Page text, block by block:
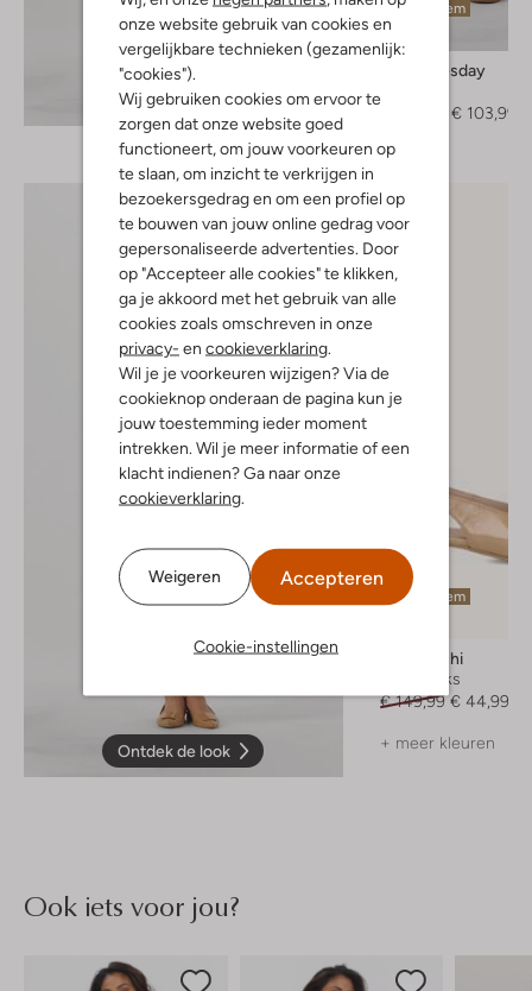
onze website gebruik van cookies en
vergelijkbare technieken (gezamenlijk:
"cookies").
Wij gebruiken cookies om ervoor te
zorgen dat onze website goed
functioneert, om jouw voorkeuren op
te slaan, om inzicht te verkrijgen in
bezoekersgedrag en om een profiel op
te bouwen van jouw online gedrag voor
gepersonaliseerde advertenties. Door
op "Accepteer alle cookies" te klikken,
ga je akkoord met het gebruik van alle
cookies zoals omschreven in onze
privacy- en cookieverklaring
Wil je je voorkeuren wijzigen? Via de
cookieknop onderaan de pagina kun je
jouw toestemming ieder moment
intrekken. Wil je meer informatie of een
klacht indienen? Ga naar onze
cookieverklaring
Weigeren Accepteren
Cookie-instellingen
Ontdek de look
Laatste item
-60%
Ruby Tuesday
€ 103,99
Ontdek de look
Laatste item
Lina Locchi
Slingbacks
€ 149,99 € 44,99
+ meer kleuren
Ook iets voor jou?